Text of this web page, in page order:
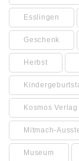
Esslingen
Geschenk
Herbst
Kosmos Verlag
Mitmach-
Museum